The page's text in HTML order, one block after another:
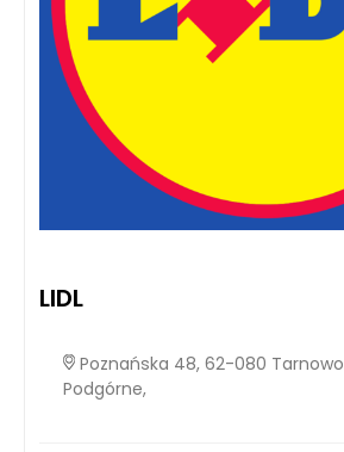
LIDL
Poznańska 48, 62-080 Tarnowo
Podgórne,